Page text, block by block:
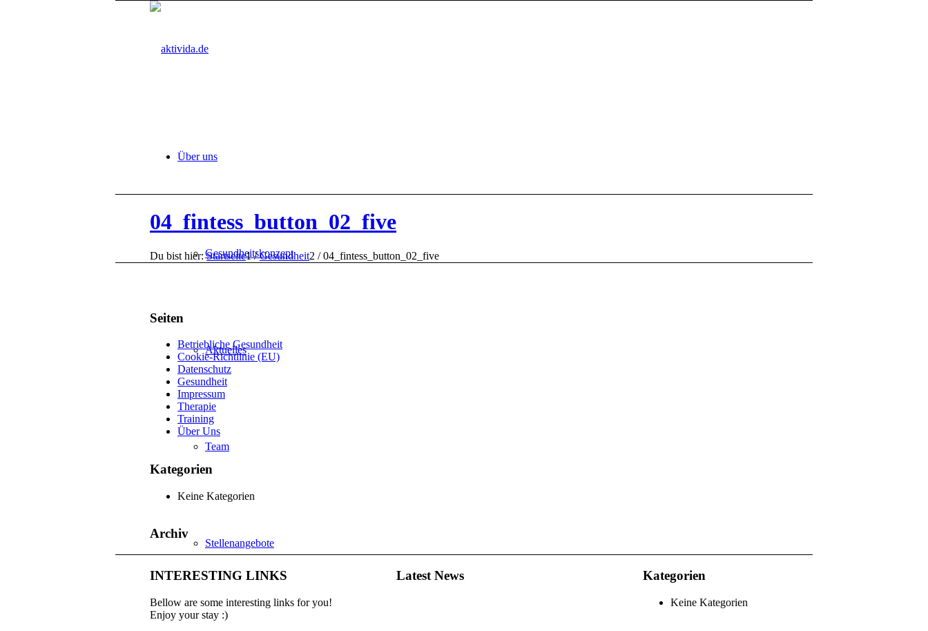
Über uns
Gesundheitskonzept
Aktuelles
Team
Stellenangebote
04_fintess_button_02_five
Du bist hier: Startseite1 / Gesundheit2 / 04_fintess_button_02_five
Seiten
Betriebliche Gesundheit
Cookie-Richtlinie (EU)
Datenschutz
Gesundheit
Impressum
Therapie
Training
Über Uns
Kategorien
Keine Kategorien
Archiv
INTERESTING LINKS
Bellow are some interesting links for you!
Enjoy your stay :)
Latest News Kategorien
Keine Kategorien